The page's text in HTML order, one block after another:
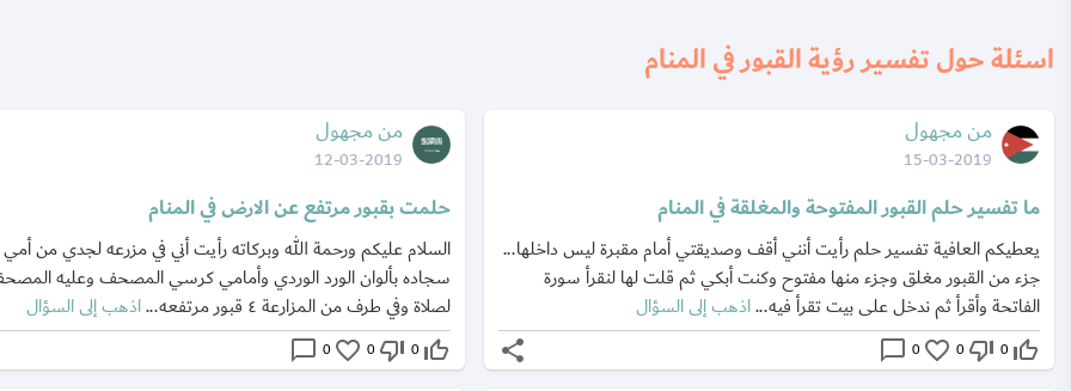
اسئلة حول تفسير رؤية القبور في المنام
من مجهول
15-03-2019
ما تفسير حلم القبور المفتوحة والمغلقة في المنام
يعطيكم العافية تفسير حلم رأيت أنني أقف وصديقتي أمام مقبرة ليس داخلها...
جزء من القبور مغلق وجزء منها مفتوح وكنت أبكي ثم قلت لها لنقرأ سورة
الفاتحة وأقرأ ثم ندخل على بيت تقرأ فيه...اذهب إلى السؤال
thumb_up_off_alt
0
thumb_down_off_alt
0
favorite_border
0
chat_bubble_outline
share
من مجهول
12-03-2019
حلمت بقبور مرتفع عن الارض في المنام
السلام عليكم ورحمة الله وبركاته رأيت أني في مزرعه لجدي من
سجاده بألوان الورد الوردي وأمامي كرسي المصحف وعليه
لصلاة وفي طرف من المزارعة ٤ قبور مرتفعه...
اذهب إلى السؤال
thumb_up_off_alt
0
thumb_down_off_alt
0
favorite_border
0
chat_bubble_outline